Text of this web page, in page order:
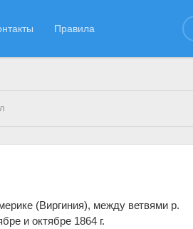
Правила
(Виргиния), между ветвями р.
и октябре 1864 г.